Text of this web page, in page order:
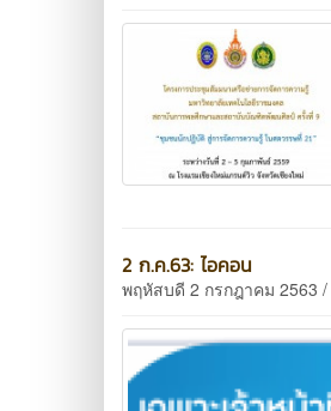
2 ก.ค.63: ไอคอน
พฤหัสบดี 2 กรกฎาคม 2563 /